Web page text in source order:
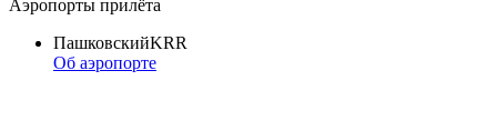
Аэропорты прилёта
ПашковскийKRR
Об аэропорте